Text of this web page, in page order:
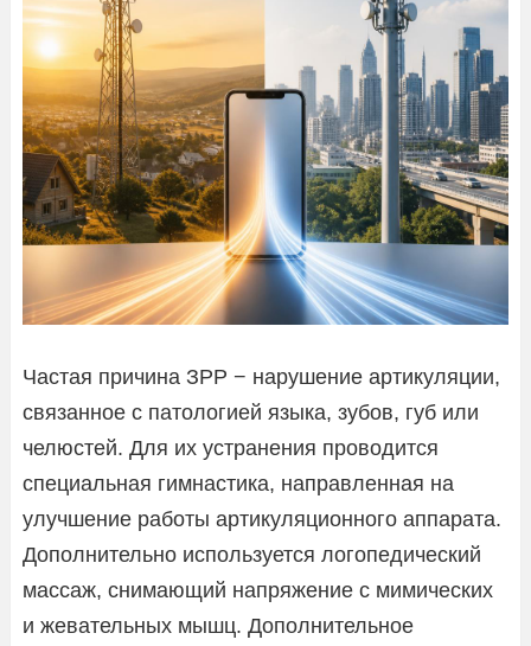
Частая причина ЗРР − нарушение артикуляции,
связанное с патологией языка, зубов, губ или
челюстей. Для их устранения проводится
специальная гимнастика, направленная на
улучшение работы артикуляционного аппарата.
Дополнительно используется логопедический
массаж, снимающий напряжение с мимических
и жевательных мышц. Дополнительное